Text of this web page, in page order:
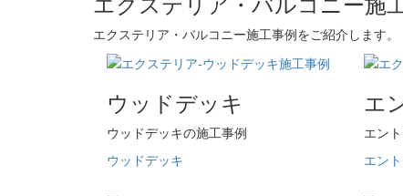
エクステリア・バルコニー施工事例をご紹介します。
ウッドデッキ
ウッドデッキの施工事例
ウッドデッキ
エ
エン
エン